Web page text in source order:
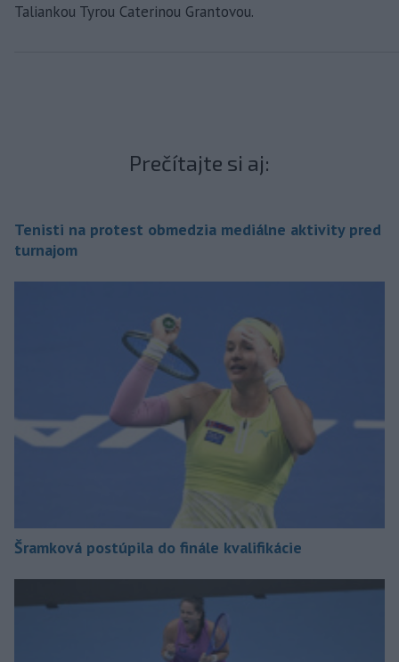
Taliankou Tyrou Caterinou Grantovou.
Prečítajte si aj:
Tenisti na protest obmedzia mediálne aktivity pred
turnajom
Šramková postúpila do finále kvalifikácie